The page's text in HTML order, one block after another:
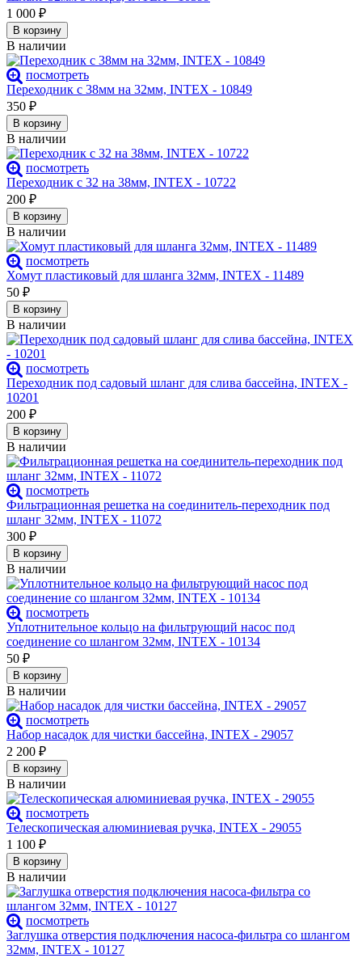
1 000 ₽
В корзину
В наличии
посмотреть
Переходник с 38мм на 32мм, INTEX - 10849
350 ₽
В корзину
В наличии
посмотреть
Переходник с 32 на 38мм, INTEX - 10722
200 ₽
В корзину
В наличии
посмотреть
Хомут пластиковый для шланга 32мм, INTEX - 11489
50 ₽
В корзину
В наличии
посмотреть
Переходник под садовый шланг для слива бассейна, INTEX -
10201
200 ₽
В корзину
В наличии
посмотреть
Фильтрационная решетка на соединитель-переходник под
шланг 32мм, INTEX - 11072
300 ₽
В корзину
В наличии
посмотреть
Уплотнительное кольцо на фильтрующий насос под
соединение со шлангом 32мм, INTEX - 10134
50 ₽
В корзину
В наличии
посмотреть
Набор насадок для чистки бассейна, INTEX - 29057
2 200 ₽
В корзину
В наличии
посмотреть
Телескопическая алюминиевая ручка, INTEX - 29055
1 100 ₽
В корзину
В наличии
посмотреть
Заглушка отверстия подключения насоса-фильтра со шлангом
32мм, INTEX - 10127